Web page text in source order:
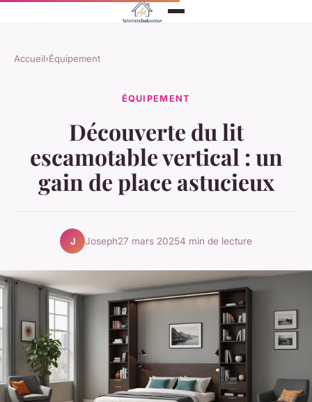
Accueil›Équipement
ÉQUIPEMENT
Découverte du lit
escamotable vertical : un
gain de place astucieux
J Joseph27 mars 20254 min de lecture